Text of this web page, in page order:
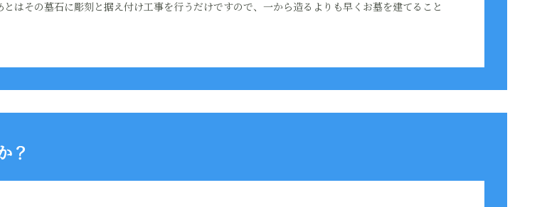
はその墓石に彫刻と据え付け工事を行うだけですので、一から造るよりも早くお墓を建てること
？